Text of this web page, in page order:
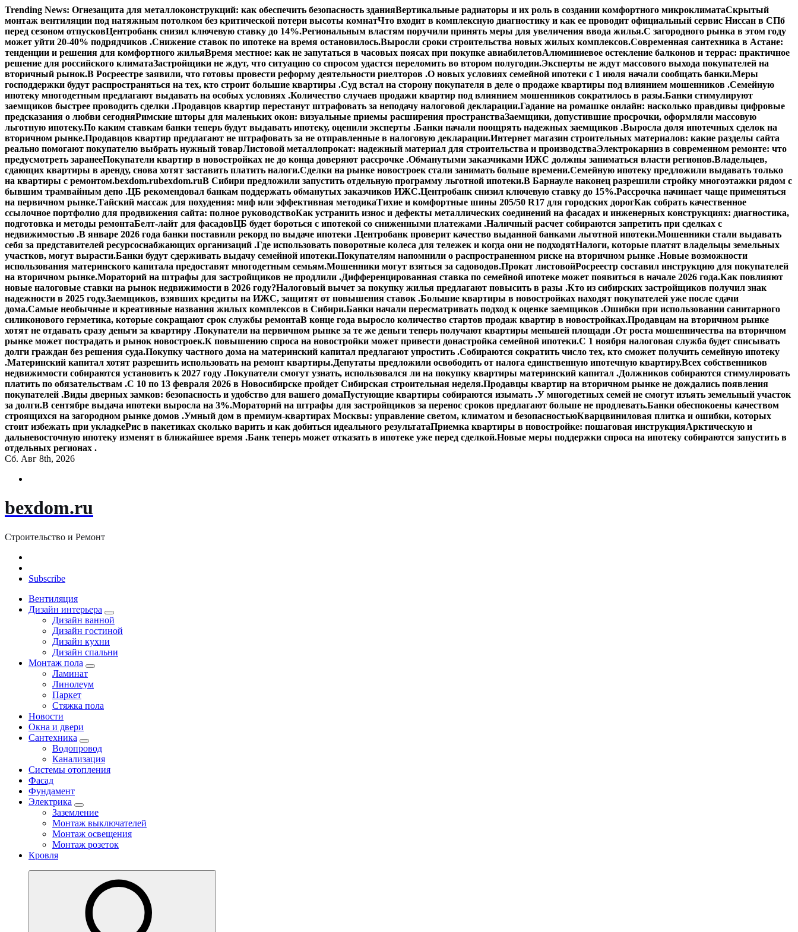
Перейти
к
содержимому
Trending News: Огнезащита для металлоконструкций: как обеспечить безопасность зданияВертикальные радиаторы и их роль в создании комфортного микроклиматаСкрытый
монтаж вентиляции под натяжным потолком без критической потери высоты комнатЧто входит в комплексную диагностику и как ее проводит официальный сервис Ниссан в СПб
перед сезоном отпусковЦентробанк снизил ключевую ставку до 14%.Региональным властям поручили принять меры для увеличения ввода жилья.С загородного рынка в этом году
может уйти 20-40% подрядчиков .Снижение ставок по ипотеке на время остановилось.Выросли сроки строительства новых жилых комплексов.Современная сантехника в Астане:
тенденции и решения для комфортного жильяВремя местное: как не запутаться в часовых поясах при покупке авиабилетовАлюминиевое остекление балконов и террас: практичное
решение для российского климатаЗастройщики не ждут, что ситуацию со спросом удастся переломить во втором полугодии.Эксперты не ждут массового выхода покупателей на
вторичный рынок.В Росреестре заявили, что готовы провести реформу деятельности риелторов .О новых условиях семейной ипотеки с 1 июля начали сообщать банки.Меры
господдержки будут распространяться на тех, кто строит большие квартиры .Суд встал на сторону покупателя в деле о продаже квартиры под влиянием мошенников .Семейную
ипотеку многодетным предлагают выдавать на особых условиях .Количество случаев продажи квартир под влиянием мошенников сократилось в разы.Банки стимулируют
заемщиков быстрее проводить сделки .Продавцов квартир перестанут штрафовать за неподачу налоговой декларации.Гадание на ромашке онлайн: насколько правдивы цифровые
предсказания о любви сегодняРимские шторы для маленьких окон: визуальные приемы расширения пространстваЗаемщики, допустившие просрочки, оформляли массовую
льготную ипотеку.По каким ставкам банки теперь будут выдавать ипотеку, оценили эксперты .Банки начали поощрять надежных заемщиков .Выросла доля ипотечных сделок на
вторичном рынке.Продавцов квартир предлагают не штрафовать за не отправленные в налоговую декларации.Интернет магазин строительных материалов: какие разделы сайта
реально помогают покупателю выбрать нужный товарЛистовой металлопрокат: надежный материал для строительства и производстваЭлектрокарниз в современном ремонте: что
предусмотреть заранееПокупатели квартир в новостройках не до конца доверяют рассрочке .Обманутыми заказчиками ИЖС должны заниматься власти регионов.Владельцев,
сдающих квартиры в аренду, снова хотят заставить платить налоги.Сделки на рынке новостроек стали занимать больше времени.Семейную ипотеку предложили выдавать только
на квартиры с ремонтом.bexdom.rubexdom.ruВ Сибири предложили запустить отдельную программу льготной ипотеки.В Барнауле наконец разрешили стройку многоэтажки рядом с
бывшим трамвайным депо .ЦБ рекомендовал банкам поддержать обманутых заказчиков ИЖС.Центробанк снизил ключевую ставку до 15%.Рассрочка начинает чаще применяться
на первичном рынке.Тайский массаж для похудения: миф или эффективная методикаТихие и комфортные шины 205/50 R17 для городских дорогКак собрать качественное
ссылочное портфолио для продвижения сайта: полное руководствоКак устранить износ и дефекты металлических соединений на фасадах и инженерных конструкциях: диагностика,
подготовка и методы ремонтаБелт-лайт для фасадовЦБ будет бороться с ипотекой со сниженными платежами .Наличный расчет собираются запретить при сделках с
недвижимостью .В январе 2026 года банки поставили рекорд по выдаче ипотеки .Центробанк проверит качество выданной банками льготной ипотеки.Мошенники стали выдавать
себя за представителей ресурсоснабжающих организаций .Где использовать поворотные колеса для тележек и когда они не подходятНалоги, которые платят владельцы земельных
участков, могут вырасти.Банки будут сдерживать выдачу семейной ипотеки.Покупателям напомнили о распространенном риске на вторичном рынке .Новые возможности
использования материнского капитала предоставят многодетным семьям.Мошенники могут взяться за садоводов.Прокат листовойРосреестр составил инструкцию для покупателей
на вторичном рынке.Мораторий на штрафы для застройщиков не продлили .Дифференцированная ставка по семейной ипотеке может появиться в начале 2026 года.Как повлияют
новые налоговые ставки на рынок недвижимости в 2026 году?Налоговый вычет за покупку жилья предлагают повысить в разы .Кто из сибирских застройщиков получил знак
надежности в 2025 году.Заемщиков, взявших кредиты на ИЖС, защитят от повышения ставок .Большие квартиры в новостройках находят покупателей уже после сдачи
дома.Самые необычные и креативные названия жилых комплексов в Сибири.Банки начали пересматривать подход к оценке заемщиков .Ошибки при использовании санитарного
силиконового герметика, которые сокращают срок службы ремонтаВ конце года выросло количество стартов продаж квартир в новостройках.Продавцам на вторичном рынке
хотят не отдавать сразу деньги за квартиру .Покупатели на первичном рынке за те же деньги теперь получают квартиры меньшей площади .От роста мошенничества на вторичном
рынке может пострадать и рынок новостроек.К повышению спроса на новостройки может привести донастройка семейной ипотеки.С 1 ноября налоговая служба будет списывать
долги граждан без решения суда.Покупку частного дома на материнский капитал предлагают упростить .Собираются сократить число тех, кто сможет получить семейную ипотеку
.Материнский капитал хотят разрешить использовать на ремонт квартиры.Депутаты предложили освободить от налога единственную ипотечную квартиру.Всех собственников
недвижимости собираются установить к 2027 году .Покупатели смогут узнать, использовался ли на покупку квартиры материнский капитал .Должников собираются стимулировать
платить по обязательствам .С 10 по 13 февраля 2026 в Новосибирске пройдет Сибирская строительная неделя.Продавцы квартир на вторичном рынке не дождались появления
покупателей .Виды дверных замков: безопасность и удобство для вашего домаПустующие квартиры собираются изымать .У многодетных семей не смогут изъять земельный участок
за долги.В сентябре выдача ипотеки выросла на 3%.Мораторий на штрафы для застройщиков за перенос сроков предлагают больше не продлевать.Банки обеспокоены качеством
строящихся на загородном рынке домов .Умный дом в премиум-квартирах Москвы: управление светом, климатом и безопасностьюКварцвиниловая плитка и ошибки, которых
стоит избежать при укладкеРис в пакетиках сколько варить и как добиться идеального результатаПриемка квартиры в новостройке: пошаговая инструкцияАрктическую и
дальневосточную ипотеку изменят в ближайшее время .Банк теперь может отказать в ипотеке уже перед сделкой.Новые меры поддержки спроса на ипотеку собираются запустить в
отдельных регионах .
Сб. Авг 8th, 2026
bexdom.ru
Строительство и Ремонт
Subscribe
Вентиляция
Дизайн интерьера
Дизайн ванной
Дизайн гостиной
Дизайн кухни
Дизайн спальни
Монтаж пола
Ламинат
Линолеум
Паркет
Стяжка пола
Новости
Окна и двери
Сантехника
Водопровод
Канализация
Системы отопления
Фасад
Фундамент
Электрика
Заземление
Монтаж выключателей
Монтаж освещения
Монтаж розеток
Кровля